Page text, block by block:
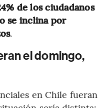
de los ciudadanos
se inclina por
.
el domingo,
en Chile fueran